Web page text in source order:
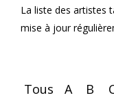
La liste des artistes
mise à jour
Tous A B